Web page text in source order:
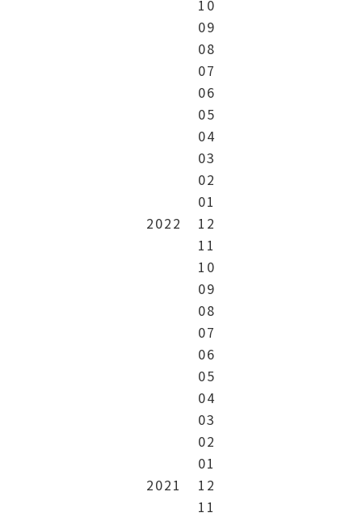
10
09
08
07
06
05
04
03
02
01
2022
12
11
10
09
08
07
06
05
04
03
02
01
2021
12
11